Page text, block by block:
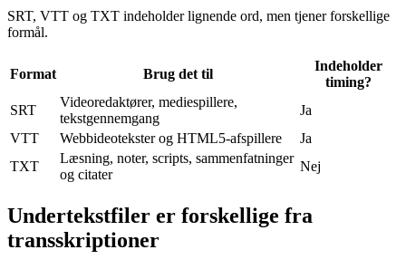
SRT, VTT og TXT indeholder lignende ord, men tjener forskellige
formål.
Format Brug det til
Indeholder
timing?
SRT
Videoredaktører, mediespillere,
tekstgennemgang
Ja
VTT
Webbideotekster og HTML5-afspillere
Ja
TXT
Læsning, noter, scripts, sammenfatninger
og citater
Nej
Undertekstfiler er forskellige fra
transskriptioner